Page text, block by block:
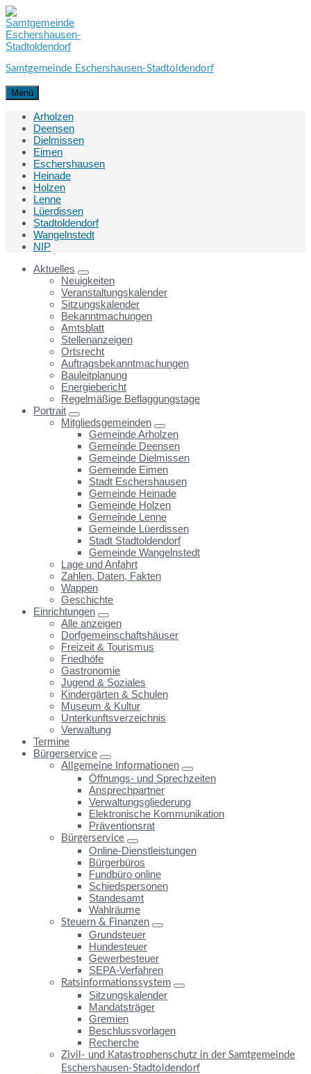
Skip
to
content
Skip
to
main
navigation
Skip
to
footer
Samtgemeinde Eschershausen-Stadtoldendorf
Menü
Arholzen
Deensen
Dielmissen
Eimen
Eschershausen
Heinade
Holzen
Lenne
Lüerdissen
Stadtoldendorf
Wangelnstedt
NIP
Aktuelles
Neuigkeiten
Veranstaltungskalender
Sitzungskalender
Bekanntmachungen
Amtsblatt
Stellenanzeigen
Ortsrecht
Auftragsbekanntmachungen
Bauleitplanung
Energiebericht
Regelmäßige Beflaggungstage
Portrait
Mitgliedsgemeinden
Gemeinde Arholzen
Gemeinde Deensen
Gemeinde Dielmissen
Gemeinde Eimen
Stadt Eschershausen
Gemeinde Heinade
Gemeinde Holzen
Gemeinde Lenne
Gemeinde Lüerdissen
Stadt Stadtoldendorf
Gemeinde Wangelnstedt
Lage und Anfahrt
Zahlen, Daten, Fakten
Wappen
Geschichte
Einrichtungen
Alle anzeigen
Dorfgemeinschaftshäuser
Freizeit & Tourismus
Friedhöfe
Gastronomie
Jugend & Soziales
Kindergärten & Schulen
Museum & Kultur
Unterkunftsverzeichnis
Verwaltung
Termine
Bürgerservice
Allgemeine Informationen
Öffnungs- und Sprechzeiten
Ansprechpartner
Verwaltungsgliederung
Elektronische Kommunikation
Präventionsrat
Bürgerservice
Online-Dienstleistungen
Bürgerbüros
Fundbüro online
Schiedspersonen
Standesamt
Wahlräume
Steuern & Finanzen
Grundsteuer
Hundesteuer
Gewerbesteuer
SEPA-Verfahren
Ratsinformationssystem
Sitzungskalender
Mandatsträger
Gremien
Beschlussvorlagen
Recherche
Zivil- und Katastrophenschutz in der Samtgemeinde
Eschershausen-Stadtoldendorf